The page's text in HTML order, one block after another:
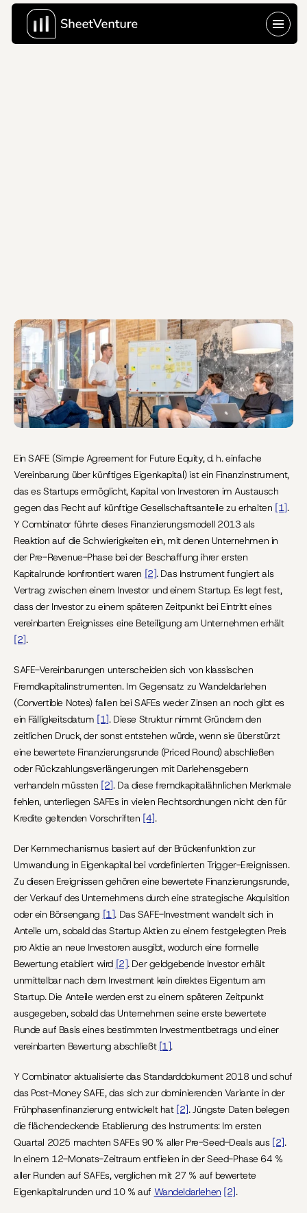
Letzte Aktualisierung: 10.06.2026
Ein SAFE (Simple Agreement for Future Equity, d. h. einfache
Vereinbarung über künftiges Eigenkapital) ist ein Finanzinstrument,
das es Startups ermöglicht, Kapital von Investoren im Austausch
gegen das Recht auf künftige Gesellschaftsanteile zu erhalten [1].
Y Combinator führte dieses Finanzierungsmodell 2013 als
Reaktion auf die Schwierigkeiten ein, mit denen Unternehmen in
der Pre-Revenue-Phase bei der Beschaffung ihrer ersten
Kapitalrunde konfrontiert waren [2]. Das Instrument fungiert als
Vertrag zwischen einem Investor und einem Startup. Es legt fest,
dass der Investor zu einem späteren Zeitpunkt bei Eintritt eines
vereinbarten Ereignisses eine Beteiligung am Unternehmen erhält
[2].
SAFE-Vereinbarungen unterscheiden sich von klassischen
Fremdkapitalinstrumenten. Im Gegensatz zu Wandeldarlehen
(Convertible Notes) fallen bei SAFEs weder Zinsen an noch gibt es
ein Fälligkeitsdatum [1]. Diese Struktur nimmt Gründern den
zeitlichen Druck, der sonst entstehen würde, wenn sie überstürzt
eine bewertete Finanzierungsrunde (Priced Round) abschließen
oder Rückzahlungsverlängerungen mit Darlehensgebern
verhandeln müssten [2]. Da diese fremdkapitalähnlichen Merkmale
fehlen, unterliegen SAFEs in vielen Rechtsordnungen nicht den für
Kredite geltenden Vorschriften [4].
Der Kernmechanismus basiert auf der Brückenfunktion zur
Umwandlung in Eigenkapital bei vordefinierten Trigger-Ereignissen.
Zu diesen Ereignissen gehören eine bewertete Finanzierungsrunde,
der Verkauf des Unternehmens durch eine strategische Akquisition
oder ein Börsengang [1]. Das SAFE-Investment wandelt sich in
Anteile um, sobald das Startup Aktien zu einem festgelegten Preis
pro Aktie an neue Investoren ausgibt, wodurch eine formelle
Bewertung etabliert wird [2]. Der geldgebende Investor erhält
unmittelbar nach dem Investment kein direktes Eigentum am
Startup. Die Anteile werden erst zu einem späteren Zeitpunkt
ausgegeben, sobald das Unternehmen seine erste bewertete
Runde auf Basis eines bestimmten Investmentbetrags und einer
vereinbarten Bewertung abschließt [1].
Y Combinator aktualisierte das Standarddokument 2018 und schuf
das Post-Money SAFE, das sich zur dominierenden Variante in der
Frühphasenfinanzierung entwickelt hat [2]. Jüngste Daten belegen
die flächendeckende Etablierung des Instruments: Im ersten
Quartal 2025 machten SAFEs 90 % aller Pre-Seed-Deals aus [2].
In einem 12-Monats-Zeitraum entfielen in der Seed-Phase 64 %
aller Runden auf SAFEs, verglichen mit 27 % auf bewertete
Eigenkapitalrunden und 10 % auf Wandeldarlehen [2].